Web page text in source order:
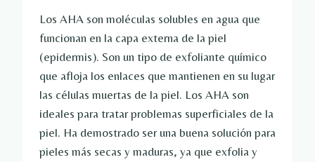
Los AHA son moléculas solubles en agua que
funcionan en la capa externa de la piel
(epidermis). Son un tipo de exfoliante químico
que afloja los enlaces que mantienen en su lugar
las células muertas de la piel. Los AHA son
ideales para tratar problemas superficiales de la
piel. Ha demostrado ser una buena solución para
pieles más secas y maduras, ya que exfolia y